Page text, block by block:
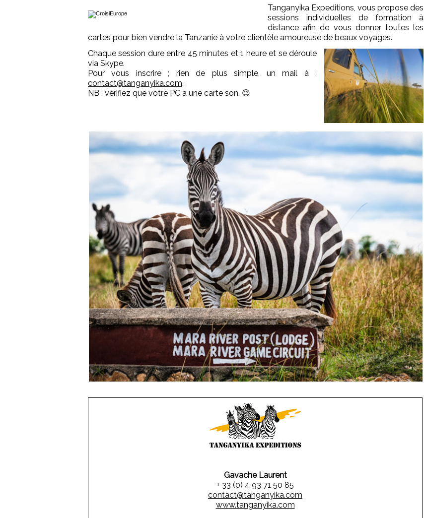
Tanganyika Expeditions, vous propose des
sessions individuelles de formation à
distance afin de vous donner toutes les
cartes pour bien vendre la Tanzanie à votre clientèle amoureuse de beaux voyages.
Chaque session dure entre 45 minutes et 1 heure et se déroule
via Skype.
Pour vous inscrire ; rien de plus simple, un mail à :
contact@tanganyika.com.
NB : vérifiez que votre PC a une carte son. 😉
Gavache Laurent
+ 33 (0) 4 93 71 50 85
contact@tanganyika.com
www.tanganyika.com